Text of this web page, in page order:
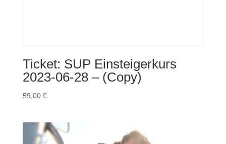
Ticket: SUP Einsteigerkurs
2023-06-28 – (Copy)
59,00 €